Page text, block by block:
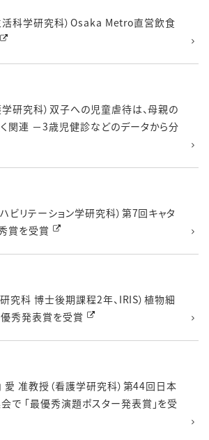
活科学研究科）Osaka Metro直営飲食
研究科）双子への児童虐待は、母親の
関連 －3歳児健診などのデータから分
ビリテーション学研究科）第7回キャタ
賞を受賞
究科 博士後期課程2年、IRIS）植物細
秀発表賞を受賞
准教授（看護学研究科）第44回日本
で 「最優秀演題ポスター発表賞」を受